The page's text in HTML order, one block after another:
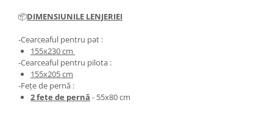
📦DIMENSIUNILE LENJERIEI
-Cearceaful pentru pat :
155x230 cm
-Cearceaful pentru pilota :
155x205 cm
-Fețe de pernă :
2 fețe de pernă - 55x80 cm